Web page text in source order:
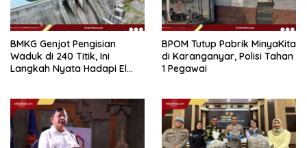
BMKG Genjot Pengisian
Waduk di 240 Titik, Ini
Langkah Nyata Hadapi El
BPOM Tutup Pabrik MinyaKita
di Karanganyar, Polisi Tahan
1 Pegawai